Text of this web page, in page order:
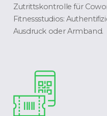
Zutrittskontrolle für
Fitnessstudios:
Ausdruck oder Armband.